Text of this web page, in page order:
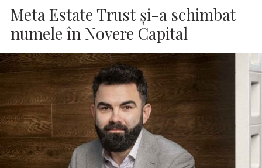
Meta Estate Trust și-a schimbat
numele în Novere Capital